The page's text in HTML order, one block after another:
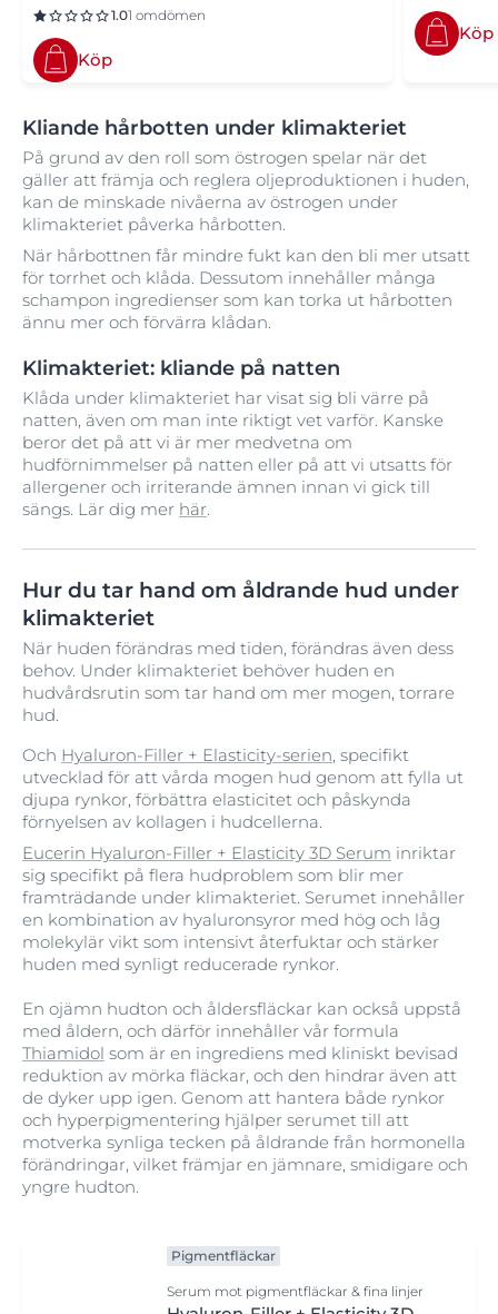
1.01 omdömen
Köp
Köp
Kliande hårbotten under klimakteriet
På grund av den roll som östrogen spelar när det
gäller att främja och reglera oljeproduktionen i huden,
kan de minskade nivåerna av östrogen under
klimakteriet påverka hårbotten.
När hårbottnen får mindre fukt kan den bli mer utsatt
för torrhet och klåda. Dessutom innehåller många
schampon ingredienser som kan torka ut hårbotten
ännu mer och förvärra klådan.
Klimakteriet: kliande på natten
Klåda under klimakteriet har visat sig bli värre på
natten, även om man inte riktigt vet varför. Kanske
beror det på att vi är mer medvetna om
hudförnimmelser på natten eller på att vi utsatts för
allergener och irriterande ämnen innan vi gick till
sängs. Lär dig mer här.
Hur du tar hand om åldrande hud under
klimakteriet
När huden förändras med tiden, förändras även dess
behov. Under klimakteriet behöver huden en
hudvårdsrutin som tar hand om mer mogen, torrare
hud.
Och Hyaluron-Filler + Elasticity-serien, specifikt
utvecklad för att vårda mogen hud genom att fylla ut
djupa rynkor, förbättra elasticitet och påskynda
förnyelsen av kollagen i hudcellerna.
Eucerin Hyaluron-Filler + Elasticity 3D Serum inriktar
sig specifikt på flera hudproblem som blir mer
framträdande under klimakteriet. Serumet innehåller
en kombination av hyaluronsyror med hög och låg
molekylär vikt som intensivt återfuktar och stärker
huden med synligt reducerade rynkor.
En ojämn hudton och åldersfläckar kan också uppstå
med åldern, och därför innehåller vår formula
Thiamidol som är en ingrediens med kliniskt bevisad
reduktion av mörka fläckar, och den hindrar även att
de dyker upp igen. Genom att hantera både rynkor
och hyperpigmentering hjälper serumet till att
motverka synliga tecken på åldrande från hormonella
förändringar, vilket främjar en jämnare, smidigare och
yngre hudton.
Pigmentfläckar
Serum mot pigmentfläckar & fina linjer